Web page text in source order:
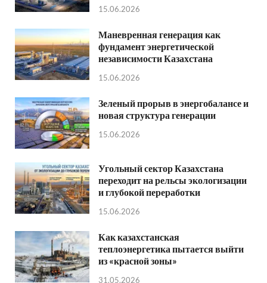
15.06.2026
Маневренная генерация как
фундамент энергетической
независимости Казахстана
15.06.2026
Зеленый прорыв в энергобалансе и
новая структура генерации
15.06.2026
Угольный сектор Казахстана
переходит на рельсы экологизации
и глубокой переработки
15.06.2026
Как казахстанская
теплоэнергетика пытается выйти
из «красной зоны»
31.05.2026